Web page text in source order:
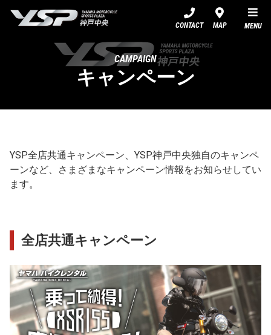
CONTACT MAP MENU
CAMPAIGN
キャンペーン
YSP全店共通キャンペーン、YSP神戸中央独自のキャンペ
ーンなど、さまざまなキャンペーン情報をお知らせしてい
ます。
全店共通キャンペーン